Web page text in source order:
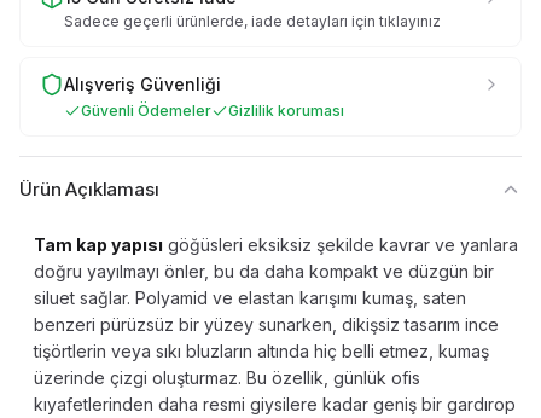
Sadece geçerli ürünlerde, iade detayları için tıklayınız
Alışveriş Güvenliği
Güvenli Ödemeler Gizlilik koruması
Ürün Açıklaması
Tam kap yapısı göğüsleri eksiksiz şekilde kavrar ve yanlara
doğru yayılmayı önler, bu da daha kompakt ve düzgün bir
siluet sağlar. Polyamid ve elastan karışımı kumaş, saten
benzeri pürüzsüz bir yüzey sunarken, dikişsiz tasarım ince
tişörtlerin veya sıkı bluzların altında hiç belli etmez, kumaş
üzerinde çizgi oluşturmaz. Bu özellik, günlük ofis
kıyafetlerinden daha resmi giysilere kadar geniş bir gardırop